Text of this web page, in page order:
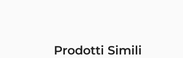
Prodotti Simili